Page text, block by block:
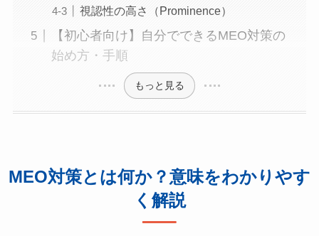
視認性の高さ（Prominence）
【初心者向け】自分でできるMEO対策の
始め方・手順
もっと見る
MEO対策とは何か？意味をわかりやす
く解説